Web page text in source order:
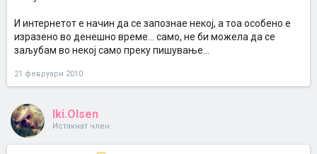
И интернетот е начин да се запознае некој, а тоа особено е
изразено во денешно време... само, не би можела да се
заљубам во некој само преку пишување...
21 февруари 2010
Iki.Olsen
Истакнат член